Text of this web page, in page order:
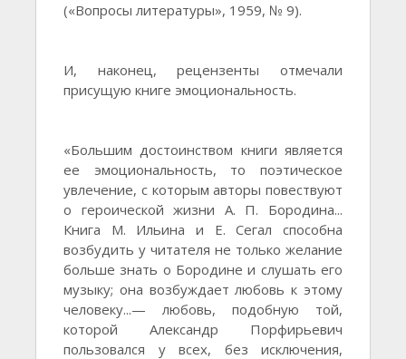
(«Вопросы литературы», 1959, № 9).
И, наконец, рецензенты отмечали
присущую книге эмоциональность.
«Большим достоинством книги является
ее эмоциональность, то поэтическое
увлечение, с которым авторы повествуют
о героической жизни А. П. Бородина...
Книга М. Ильина и Е. Сегал способна
возбудить у читателя не только желание
больше знать о Бородине и слушать его
музыку; она возбуждает любовь к этому
человеку...— любовь, подобную той,
которой Александр Порфирьевич
пользовался у всех, без исключения,